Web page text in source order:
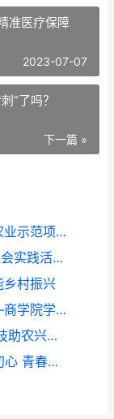
准医疗保障
2023-07-07
”了吗？
下一篇 »
机械化+数字化双轮驱动 昌平兴寿镇农业示范项目展示培训成果
天津师范大学“津蕴匠师”研学团暑期社会实践活动纪实
乡村振兴
寻访抗联忆英魂，宣讲服务践初心——商学院学生团队三下乡纪实
药食同源赋能特色农产 广药大学子科技助农兴乡——广东药科大学中药学院“紫酝兴乡”突击队赴云浮市天堂镇开展暑期三下乡实践
“红色荣光 天下岳阳”——洞庭赛场话初心 青春作品传家国